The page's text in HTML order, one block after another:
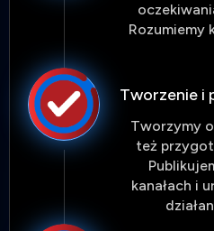
Rozumiemy
Tworzenie i
Tworzymy
też
kanałach i